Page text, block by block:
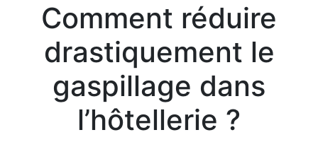
Comment réduire
drastiquement le
gaspillage dans
l’hôtellerie ?